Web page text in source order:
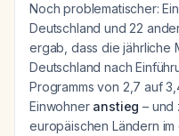
Noch problematischer:
Deutschland und 22
ergab, dass die jährliche
Deutschland nach
Programms von 2,7 auf
Einwohner anstieg – und
europäischen Ländern